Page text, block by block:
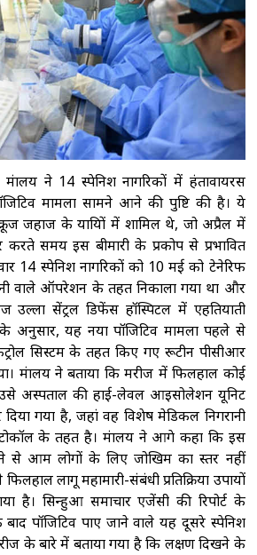
पुलिस के सामने हुआ सब कुछ
मध्य
के पास भीषण सड़क हादसा, गुजरात के छह
भारत की अंतरिक्ष अर्थव्यवस्था
में 40-45 अरब अमेरिकी डॉलर तक
डॉ. जितेंद्र सिंह
नेपाल में फिर
कई जगह भारी बारिश, बर्फबारी की
ने 14 स्पेनिश नागरिकों में हंतावायरस
मामला सामने आने की पुष्टि की है। ये
जहाज के यात्रियों में शामिल थे, जो अप्रैल में
करते समय इस बीमारी के प्रकोप से प्रभावित
14 स्पेनिश नागरिकों को 10 मई को टेनेरिफ
वाले ऑपरेशन के तहत निकाला गया था और
सेंट्रल डिफेंस हॉस्पिटल में एहतियाती
के अनुसार, यह नया पॉजिटिव मामला पहले से
सिस्टम के तहत किए गए रूटीन पीसीआर
मंत्रालय ने बताया कि मरीज में फिलहाल कोई
अस्पताल की हाई-लेवल आइसोलेशन यूनिट
गया है, जहां वह विशेष मेडिकल निगरानी
के तहत है। मंत्रालय ने आगे कहा कि इस
से आम लोगों के लिए जोखिम का स्तर नहीं
लागू महामारी-संबंधी प्रतिक्रिया उपायों
है। सिन्हुआ समाचार एजेंसी की रिपोर्ट के
पॉजिटिव पाए जाने वाले यह दूसरे स्पेनिश
के बारे में बताया गया है कि लक्षण दिखने के